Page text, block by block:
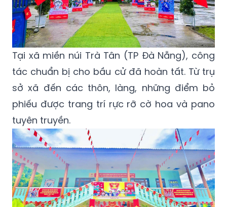
Tại xã miền núi Trà Tân (TP Đà Nẵng), công
tác chuẩn bị cho bầu cử đã hoàn tất. Từ trụ
sở xã đến các thôn, làng, những điểm bỏ
phiếu được trang trí rực rỡ cờ hoa và pano
tuyên truyền.